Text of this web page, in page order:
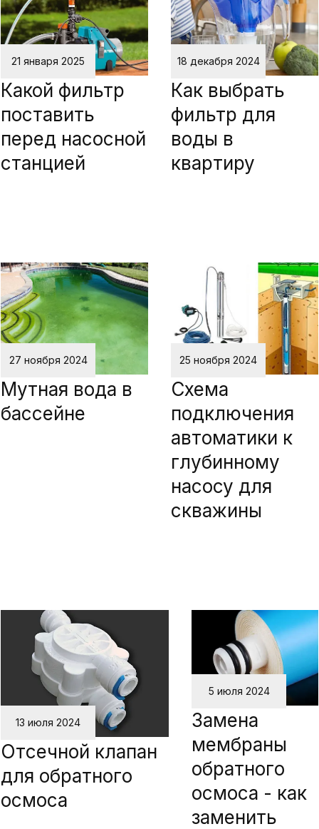
21 января 2025
Какой фильтр
поставить
перед насосной
станцией
18 декабря 2024
Как выбрать
фильтр для
воды в
квартиру
27 ноября 2024
Мутная вода в
бассейне
25 ноября 2024
Схема
подключения
автоматики к
глубинному
насосу для
скважины
13 июля 2024
Отсечной клапан
для обратного
осмоса
5 июля 2024
Замена
мембраны
обратного
осмоса - как
заменить